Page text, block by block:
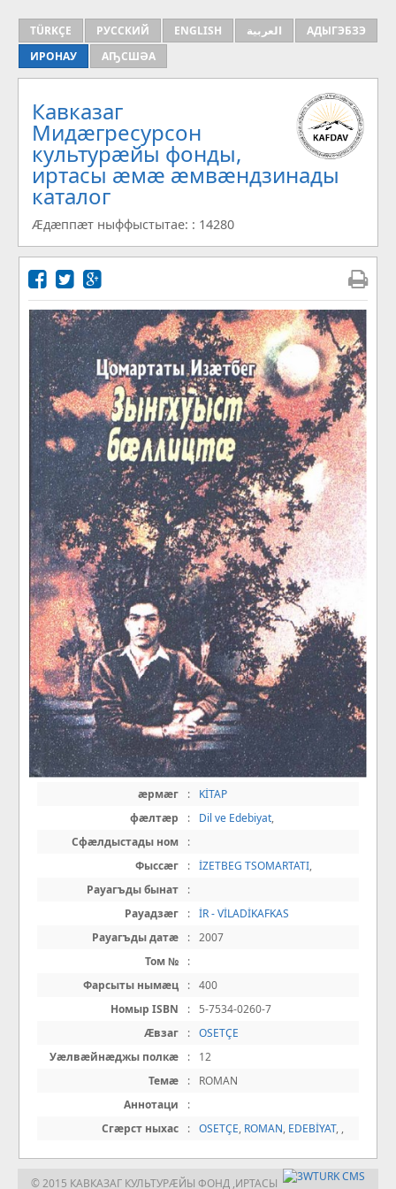
TÜRKÇE РУССКИЙ ENGLISH العربية
АДЫГЭБЗЭ
ИРОНАУ
АҦСШӘА
Кавказаг
Мидæгресурсон
культурæйы фонды,
иртасы æмæ æмвæндзинады
каталог
Æдæппæт ныффыстытае: : 14280
æрмæг :
KİTAP
фæлтæр
: Dil ve Edebiyat,
Сфæлдыстады ном
:
Фыссæг
: İZETBEG TSOMARTATI,
Рауагъды бынат
:
Рауадзæг
: İR - VİLADİKAFKAS
Рауагъды датæ
: 2007
Том №
:
Фарсыты нымæц
: 400
Номыр ISBN
:
5-7534-0260-7
Æвзаг
: OSETÇE
Уæлвæйнæджы полкæ
:
12
Темæ
:
ROMAN
Аннотаци
:
Сгæрст ныхас
: OSETÇE, ROMAN, EDEBİYAT, ,
© 2015 КАВКАЗАГ КУЛЬТУРÆЙЫ ФОНД ,ИРТАСЫ